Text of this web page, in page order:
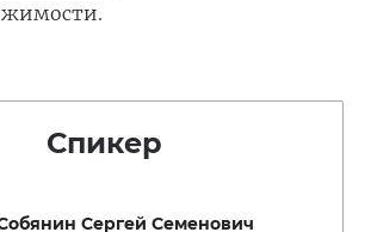
Спикер
Сергей Семенович